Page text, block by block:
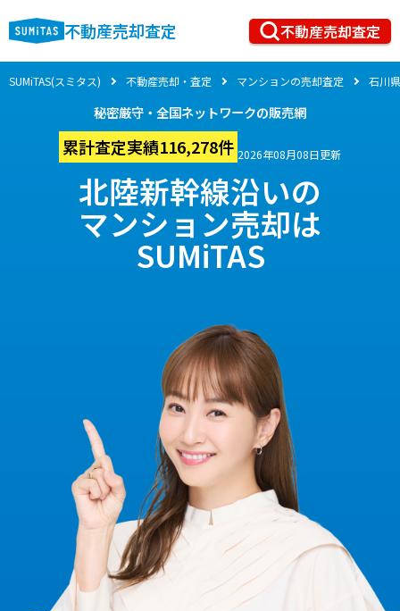
不動産売却査定 不動産売却査定
SUMiTAS(スミタス) 不動産売却・査定 マンションの売却査定 石川県
秘密厳守・全国ネットワークの販売網
累計査定実績116,278件 2026年08月08日更新
北陸新幹線沿いの
マンション売却は
SUMiTAS